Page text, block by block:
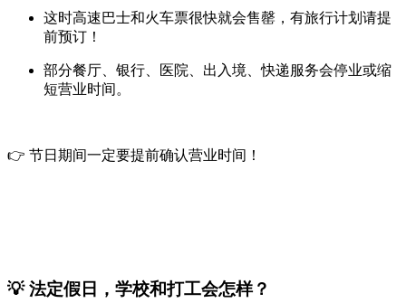
这时高速巴士和火车票很快就会售罄，有旅行计划请提
前预订！
部分餐厅、银行、医院、出入境、快递服务会停业或缩
短营业时间。
👉 节日期间一定要提前确认营业时间！
💡 法定假日，学校和打工会怎样？